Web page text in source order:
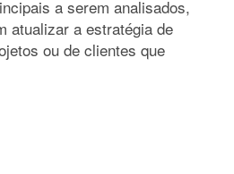
a serem analisados,
atualizar a estratégia de
ou de clientes que